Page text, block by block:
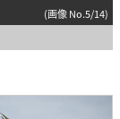
(画像 No.5/14)